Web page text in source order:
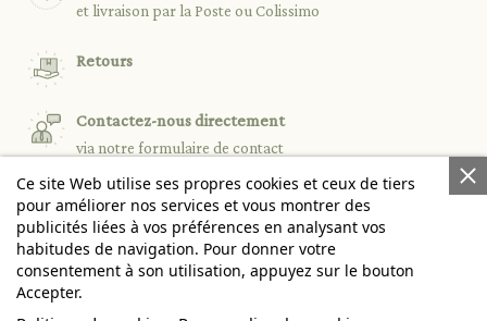
et livraison par la Poste ou Colissimo
Retours
Contactez-nous directement
via notre formulaire de contact
PRODUITS
NOTRE SOCIÉTÉ
Ce site Web utilise ses propres cookies et ceux de tiers
pour améliorer nos services et vous montrer des
publicités liées à vos préférences en analysant vos
habitudes de navigation. Pour donner votre
consentement à son utilisation, appuyez sur le bouton
Accepter.